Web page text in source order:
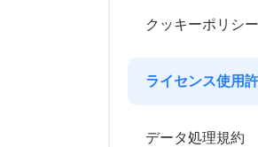
クッキーポリシー
ライセンス使用
データ処理規約